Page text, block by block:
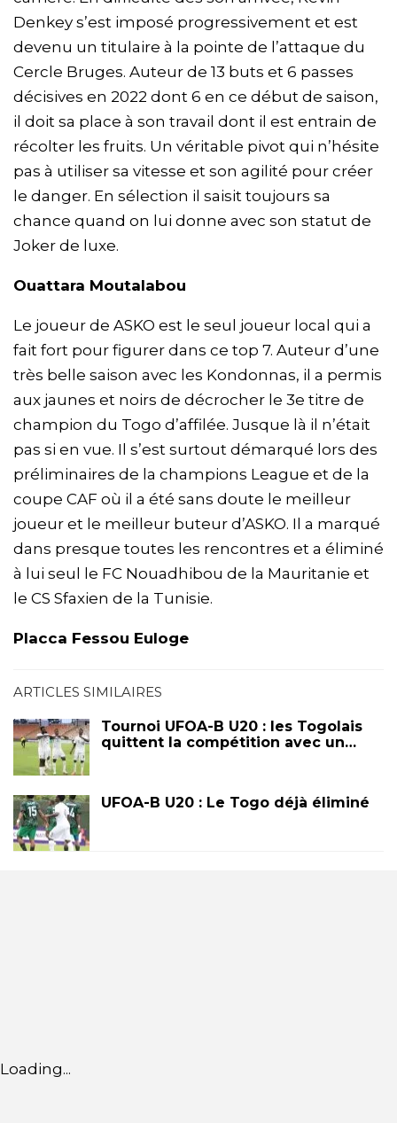
Denkey s’est imposé progressivement et est
devenu un titulaire à la pointe de l’attaque du
Cercle Bruges. Auteur de 13 buts et 6 passes
décisives en 2022 dont 6 en ce début de saison,
il doit sa place à son travail dont il est entrain de
récolter les fruits. Un véritable pivot qui n’hésite
pas à utiliser sa vitesse et son agilité pour créer
le danger. En sélection il saisit toujours sa
chance quand on lui donne avec son statut de
Joker de luxe.
Ouattara Moutalabou
Le joueur de ASKO est le seul joueur local qui a
fait fort pour figurer dans ce top 7. Auteur d’une
très belle saison avec les Kondonnas, il a permis
aux jaunes et noirs de décrocher le 3e titre de
champion du Togo d’affilée. Jusque là il n’était
pas si en vue. Il s’est surtout démarqué lors des
préliminaires de la champions League et de la
coupe CAF où il a été sans doute le meilleur
joueur et le meilleur buteur d’ASKO. Il a marqué
dans presque toutes les rencontres et a éliminé
à lui seul le FC Nouadhibou de la Mauritanie et
le CS Sfaxien de la Tunisie.
Placca Fessou Euloge
ARTICLES SIMILAIRES
Tournoi UFOA-B U20 : les Togolais
quittent la compétition avec un…
UFOA-B U20 : Le Togo déjà éliminé
Loading...